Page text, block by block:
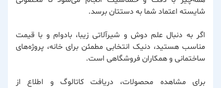
شایسته اعتماد شما به دستتان برسد.
اگر به دنبال علم دوش و شیرآلاتی زیبا، بادوام و با قیمت
مناسب هستید، دنیک انتخابی مطمئن برای خانه، پروژه‌های
ساختمانی و همکاران فروشگاهی است.
برای مشاهده محصولات، دریافت کاتالوگ و اطلاع از